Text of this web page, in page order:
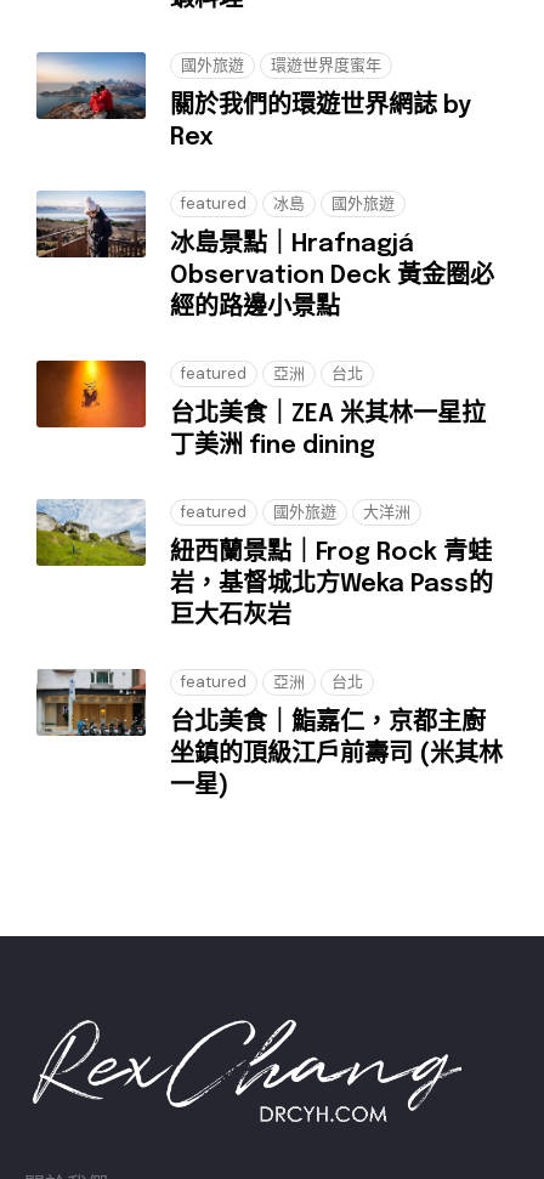
國外旅遊 環遊世界度蜜年
關於我們的環遊世界網誌 by
Rex
featured 冰島 國外旅遊
冰島景點｜Hrafnagjá
Observation Deck 黃金圈必
經的路邊小景點
featured 亞洲 台北
台北美食｜ZEA 米其林一星拉
丁美洲 fine dining
featured 國外旅遊 大洋洲
紐西蘭景點｜Frog Rock 青蛙
岩，基督城北方Weka Pass的
巨大石灰岩
featured 亞洲 台北
台北美食｜鮨嘉仁，京都主廚
坐鎮的頂級江戶前壽司 (米其林
一星)